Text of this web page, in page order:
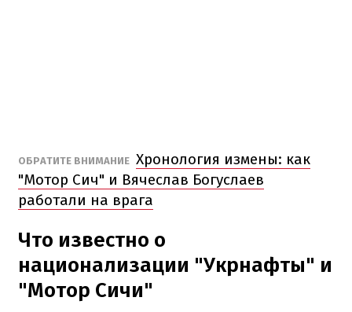
ОБРАТИТЕ ВНИМАНИЕ Хронология измены: как
"Мотор Сич" и Вячеслав Богуслаев
работали на врага
Что известно о
национализации "Укрнафты" и
"Мотор Сичи"